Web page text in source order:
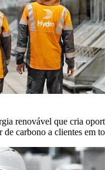
renovável que cria
carbono a clientes em